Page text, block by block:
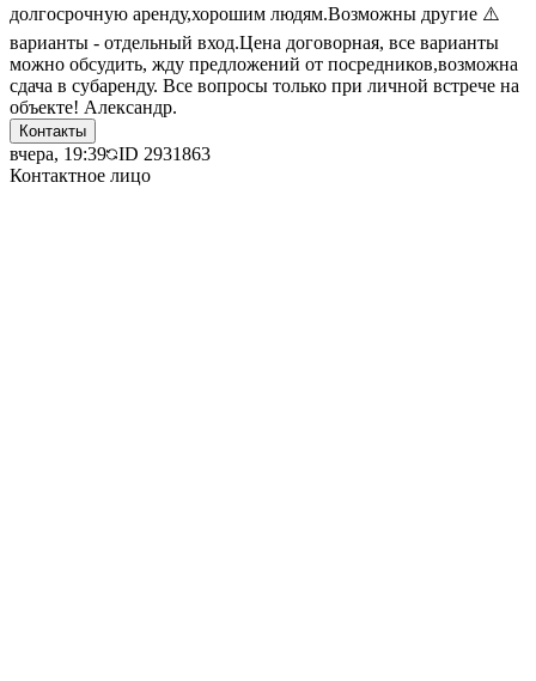
долгосрочную аренду,хорошим людям.Возможны другие ⚠️
варианты - отдельный вход.Цена договорная, все варианты
можно обсудить, жду предложений от посредников,возможна
сдача в субаренду. Все вопросы только при личной встрече на
объекте! Александр.
Контакты
вчера, 19:39 ID 2931863
Контактное лицо